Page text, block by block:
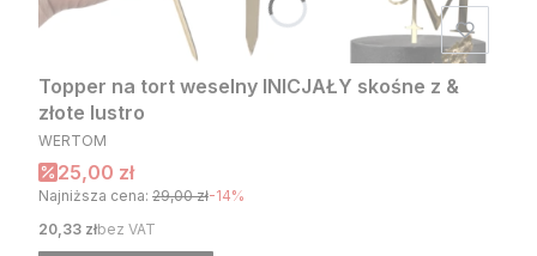
Topper na tort weselny INICJAŁY skośne z &
złote lustro
PRODUCENT
WERTOM
Cena promocyjna
25,00 zł
Najniższa cena: 29,00 zł-14%
Cena
20,33 złbez VAT